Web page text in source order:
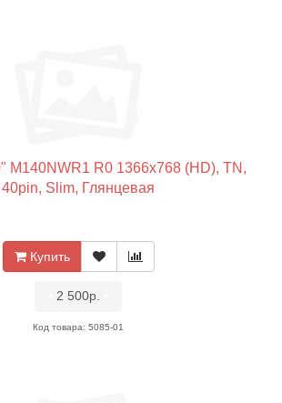
M140NWR1 R0 1366x768 (HD), TN,
40pin, Slim, Глянцевая
Купить
2 500р.
Код товара: 5085-01